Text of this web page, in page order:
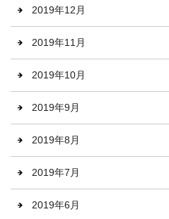
2019年12月
2019年11月
2019年10月
2019年9月
2019年8月
2019年7月
2019年6月